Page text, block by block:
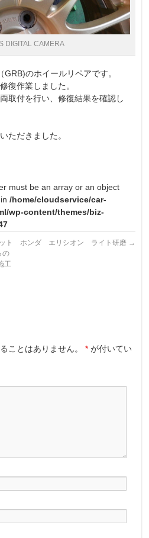
DIGITAL CAMERA
のホイールリペアです。
復作業しました。
取付を行い、修復結果を確認し
ただきました。
must be an array or an object
in/home/cloudservice/car-
wp-content/themes/biz-
ト
の
工
ホンダ エリシオン ライト研磨 →
ことはありません。 * が付いてい